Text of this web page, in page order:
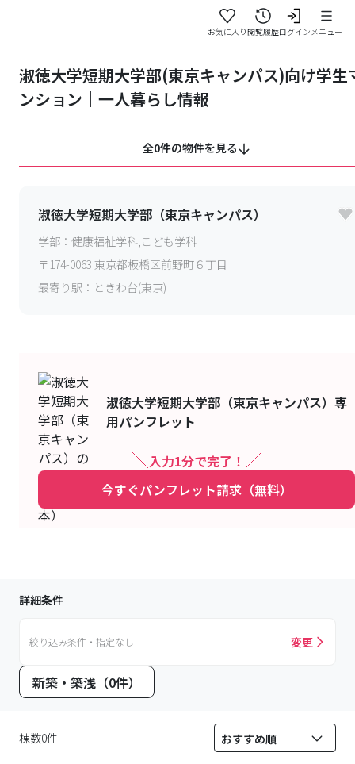
お気に入り閲覧履歴ログインメニュー
淑徳大学短期大学部(東京キャンパス)向け学生
ンション｜一人暮らし情報
全0件の物件を見る
淑徳大学短期大学部（東京キャンパス）
学部： 健康福祉学科,こども学科
〒 174-0063 東京都板橋区前野町６丁目
最寄り駅： ときわ台(東京)
淑徳大学短期大学部（東京キャンパス） 専
用パンフレット
入力1分で完了！
今すぐパンフレット請求（無料）
詳細条件
絞り込み条件・指定なし 変更
新築・築浅（0件）
棟数0件